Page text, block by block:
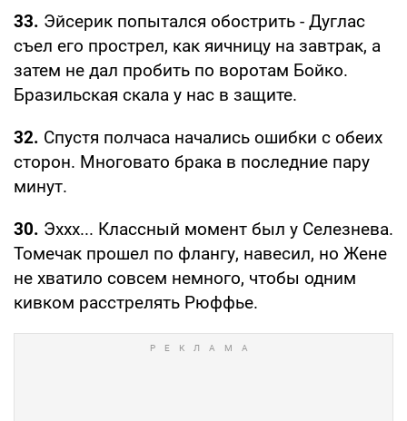
33. Эйсерик попытался обострить - Дуглас
съел его прострел, как яичницу на завтрак, а
затем не дал пробить по воротам Бойко.
Бразильская скала у нас в защите.
32. Спустя полчаса начались ошибки с обеих
сторон. Многовато брака в последние пару
минут.
30. Эххх... Классный момент был у Селезнева.
Томечак прошел по флангу, навесил, но Жене
не хватило совсем немного, чтобы одним
кивком расстрелять Рюффье.